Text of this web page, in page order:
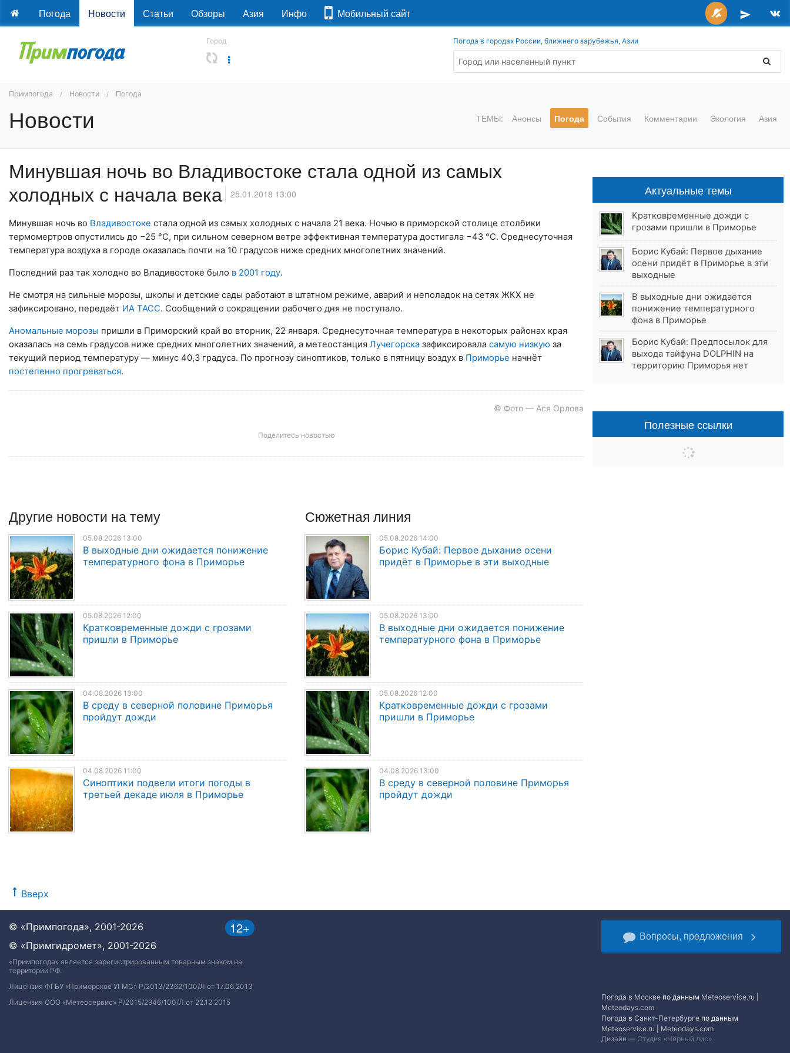
Погода Новости Статьи Обзоры Азия Инфо Мобильный сайт
Город Погода в городах России, ближнего зарубежья, Азии
Примпогода Новости Погода
Новости ТЕМЫ: Анонсы Погода События Комментарии Экология Азия
Минувшая ночь во Владивостоке стала одной из самых
холодных с начала века
25.01.2018 13:00
Минувшая ночь во Владивостоке стала одной из самых холодных с начала 21 века. Ночью в приморской столице cтолбики
термомертров опустились до −25 °С, при сильном северном ветре эффективная температура достигала −43 °С. Среднесуточная
температура воздуха в городе оказалась почти на 10 градусов ниже средних многолетних значений.
Последний раз так холодно во Владивостоке было в 2001 году.
Не смотря на сильные морозы, школы и детские сады работают в штатном режиме, аварий и неполадок на сетях ЖКХ не
зафиксировано, передаёт ИА ТАСС. Сообщений о сокращении рабочего дня не поступало.
Аномальные морозы пришли в Приморский край во вторник, 22 января. Среднесуточная температура в некоторых районах края
оказалась на семь градусов ниже средних многолетних значений, а метеостанция Лучегорска зафиксировала самую низкую за
текущий период температуру — минус 40,3 градуса. По прогнозу синоптиков, только в пятницу воздух в Приморье начнёт
постепенно прогреваться.
© Фото — Ася Орлова
Поделитесь новостью
Другие новости на тему
05.08.2026 13:00
В выходные дни ожидается понижение
температурного фона в Приморье
05.08.2026 12:00
Кратковременные дожди с грозами
пришли в Приморье
04.08.2026 13:00
В среду в северной половине Приморья
пройдут дожди
04.08.2026 11:00
Синоптики подвели итоги погоды в
третьей декаде июля в Приморье
Сюжетная линия
05.08.2026 14:00
Борис Кубай: Первое дыхание осени
придёт в Приморье в эти выходные
05.08.2026 13:00
В выходные дни ожидается понижение
температурного фона в Приморье
05.08.2026 12:00
Кратковременные дожди с грозами
пришли в Приморье
04.08.2026 13:00
В среду в северной половине Приморья
пройдут дожди
Вверх
Актуальные темы
Кратковременные дожди с
грозами пришли в Приморье
Борис Кубай: Первое дыхание
осени придёт в Приморье в эти
выходные
В выходные дни ожидается
понижение температурного
фона в Приморье
Борис Кубай: Предпосылок для
выхода тайфуна DOLPHIN на
территорию Приморья нет
Полезные ссылки
12+
© «Примпогода», 2001-2026
© «Примгидромет», 2001-2026
«Примпогода» является зарегистрированным товарным знаком на
территории РФ.
Лицензия ФГБУ «Приморское УГМС» Р/2013/2362/100/Л от 17.06.2013
Лицензия ООО «Метеосервис» Р/2015/2946/100/Л от 22.12.2015
Вопросы, предложения
Погода в Москве по данным Meteoservice.ru
Meteodays.com
Погода в Санкт-Петербурге по данным
Meteoservice.ru
Meteodays.com
Дизайн — Студия «Чёрный лис»